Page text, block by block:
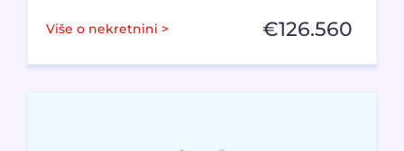
Više o nekretnini > €126.560